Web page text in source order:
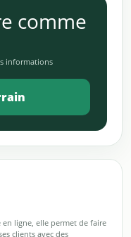
comme
informations
en ligne, elle permet de faire
clients avec des